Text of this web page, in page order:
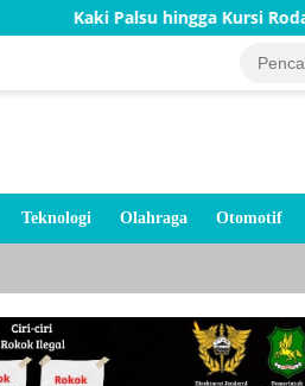
Kaki Palsu hingga Kursi Roda, Bakti
Teknologi Olahraga Otomotif